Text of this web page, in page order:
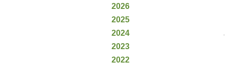
2026
2025
2024
2023
2022